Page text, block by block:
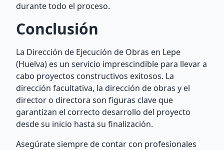
durante todo el proceso.
Conclusión
La Dirección de Ejecución de Obras en Lepe
(Huelva) es un servicio imprescindible para llevar a
cabo proyectos constructivos exitosos. La
dirección facultativa, la dirección de obras y el
director o directora son figuras clave que
garantizan el correcto desarrollo del proyecto
desde su inicio hasta su finalización.
Asegúrate siempre de contar con profesionales